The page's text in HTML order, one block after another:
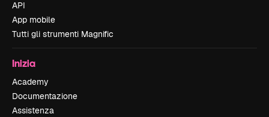
API
App mobile
Tutti gli strumenti Magnific
Inizia
Academy
Documentazione
Assistenza